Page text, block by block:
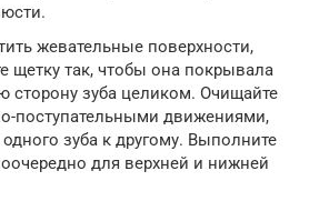
жевательные поверхности,
щетку так, чтобы она покрывала
сторону зуба целиком. Очищайте
поступательными движениями,
одного зуба к другому. Выполните
для верхней и нижней